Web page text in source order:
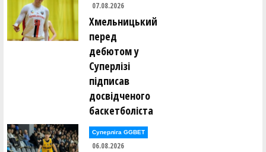
07.08.2026
Хмельницький
перед
дебютом у
Суперлізі
підписав
досвідченого
баскетболіста
Суперліга GGBET
06.08.2026